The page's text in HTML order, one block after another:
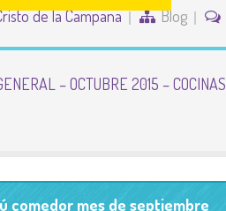
de la Campana Blog
– OCTUBRE 2015 – COCINAS
comedor mes de septiembre